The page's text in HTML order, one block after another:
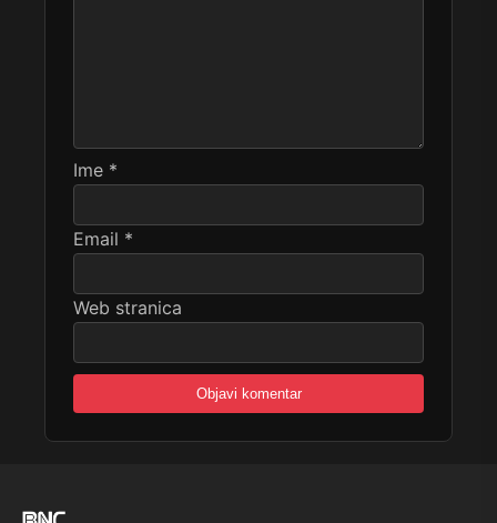
Ime *
Email *
Web stranica